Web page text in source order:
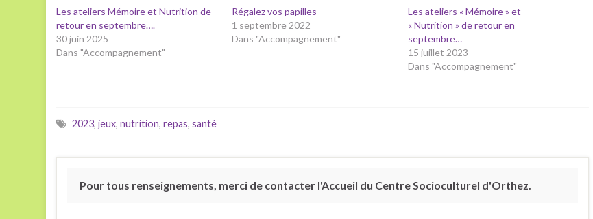
Les ateliers Mémoire et Nutrition de
retour en septembre….
30 juin 2025
Dans "Accompagnement"
Régalez vos papilles
1 septembre 2022
Dans "Accompagnement"
Les ateliers « Mémoire » et
« Nutrition » de retour en
septembre…
15 juillet 2023
Dans "Accompagnement"
2023, jeux, nutrition, repas, santé
Pour tous renseignements, merci de contacter l'Accueil du Centre Socioculturel d'Orthez.